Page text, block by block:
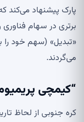
پارک پیشنهاد می‌کند
برتری در سهام
«تبدیل» (سهم خود را
می‌گردند.
“کیمچی